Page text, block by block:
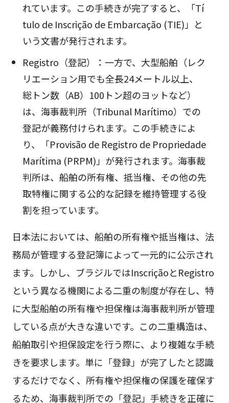
れています。この手続きが完了すると、「Tí
tulo de Inscrição de Embarcação (TIE)」と
いう文書が発行されます。
Registro（登記）：一方で、大型船舶（レク
リエーション用でも全長24メートル以上、
総トン数（AB）100トン超のヨットなど）
は、海事裁判所（Tribunal Marítimo）での
登記が義務付けられます。この手続きによ
り、「Provisão de Registro de Propriedade
Marítima (PRPM)」が発行されます。海事裁
判所は、船舶の所有権、抵当権、その他の先
取特権に関する公的な記録を維持管理する役
割を担っています。
日本法においては、船舶の所有権や抵当権は、法
務局が管理する登記簿によって一元的に公示され
ます。しかし、ブラジルではInscriçãoとRegistro
という異なる機関による二重の制度が存在し、特
に大型船舶の所有権や担保権は海事裁判所が管理
している点が大きな違いです。この二重構造は、
船舶取引や担保設定を行う際に、より複雑な手続
きを要求します。単に「登録」が完了したと認識
するだけでなく、所有権や担保権の保護を確保す
るため、海事裁判所での「登記」手続きを正確に